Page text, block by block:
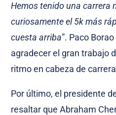
Hemos tenido una carrera
curiosamente el 5k más
cuesta arriba”. Paco
agradecer el gran trabajo
ritmo en cabeza de
Por último, el presidente
resaltar que Abraham